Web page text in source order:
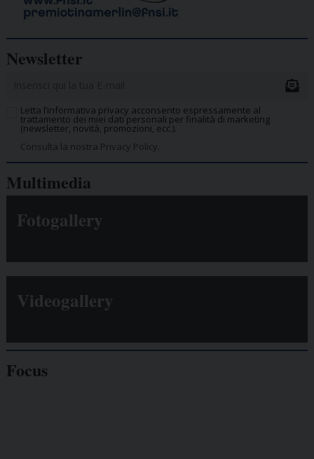
Newsletter
Letta l’informativa privacy acconsento espressamente al
trattamento dei miei dati personali per finalità di marketing
(newsletter, novità, promozioni, ecc.).
Consulta la nostra Privacy Policy.
Multimedia
Fotogallery
Videogallery
Focus